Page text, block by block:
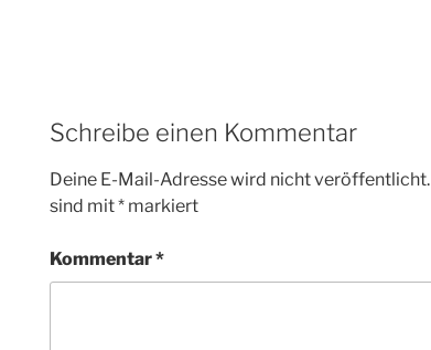
Schreibe einen Kommentar
Deine E-Mail-Adresse wird nicht veröffentlicht.
sind mit* markiert
Kommentar*